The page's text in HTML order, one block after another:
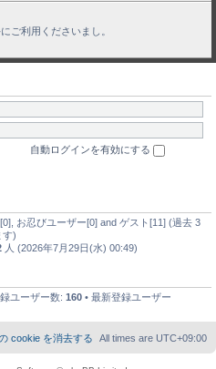
ご利用くださいまし。
自動ログインを有効にする
お忍びユーザー[0] and ゲスト[11] (過去 3
す)
人 (2026年7月29日(水) 00:49)
ユーザー数: 160 • 最新登録ユーザー
All times are UTC+09:00
cookie を消去する